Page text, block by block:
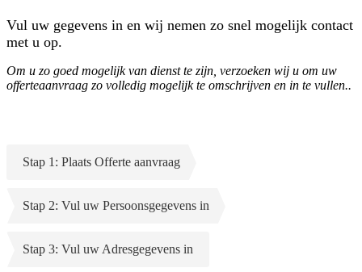
Vul uw gegevens in en wij nemen zo snel mogelijk contact
met u op.
Om u zo goed mogelijk van dienst te zijn, verzoeken wij u om uw
offerteaanvraag zo volledig mogelijk te omschrijven en in te vullen..
Stap 1: Plaats Offerte aanvraag
Stap 2: Vul uw Persoonsgegevens in
Stap 3: Vul uw Adresgegevens in